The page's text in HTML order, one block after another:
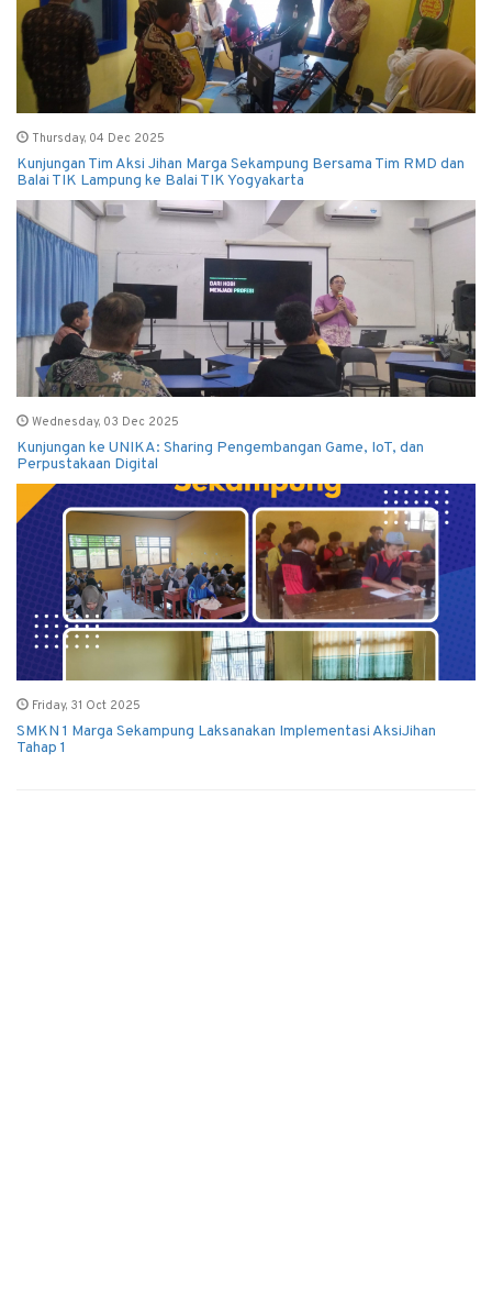
Thursday, 04 Dec 2025
Kunjungan Tim Aksi Jihan Marga Sekampung Bersama Tim RMD dan
Balai TIK Lampung ke Balai TIK Yogyakarta
Wednesday, 03 Dec 2025
Kunjungan ke UNIKA: Sharing Pengembangan Game, IoT, dan
Perpustakaan Digital
Friday, 31 Oct 2025
SMKN 1 Marga Sekampung Laksanakan Implementasi AksiJihan
Tahap 1